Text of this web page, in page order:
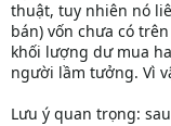
thuật, tuy nhiên nó
bán) vốn chưa có
khối lượng dư mua
người lầm tưởng. Vì
Lưu ý quan trọng: